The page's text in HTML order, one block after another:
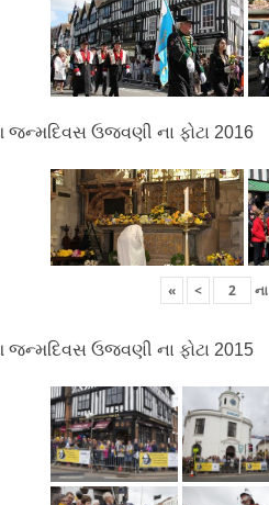
ઉજવણી ના ફોટા 2016
« < ના
ઉજવણી ના ફોટા 2015